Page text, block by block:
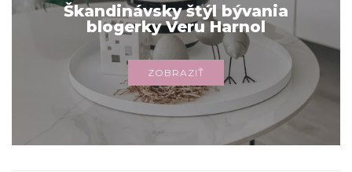
Škandinávsky štýl bývania
blogerky Veru Harnol
ZOBRAZIŤ